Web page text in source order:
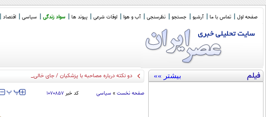
صفحه اول تماس با ما آرشیو جستجو نظرسنجی آب و هوا اوقات شرعی پیوند ها سواد زندگی سیاسی اقتصاد
فیلم بیشتر »» دو نکته درباره مصاحبه با پزشکیان / جای خالی خبرنگاران مستق
صفحه نخست » سیاسی کد خبر ۱۰۷۰۸۵۷ ‍‍‍ پ پ